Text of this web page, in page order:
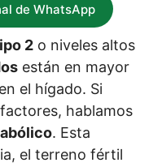
de WhatsApp
2 o niveles altos
están en mayor
el hígado. Si
hablamos
. Esta
el terreno fértil